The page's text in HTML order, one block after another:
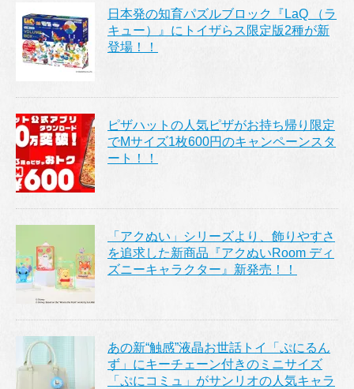
日本発の知育パズルブロック『LaQ （ラ
キュー）』にトイザらス限定版2種が新
登場！！
ピザハットの人気ピザがお持ち帰り限定
でMサイズ1枚600円のキャンペーンスタ
ート！！
「アクぬい」シリーズより、飾りやすさ
を追求した新商品『アクぬいRoom ディ
ズニーキャラクター』新発売！！
あの新“触感”液晶お世話トイ「ぷにるん
ず」にキーチェーン付きのミニサイズ
「ぷにコミュ」がサンリオの人気キャラ